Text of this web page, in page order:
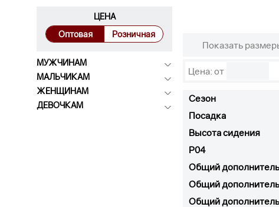
Показать
Цена: от
Сезон
Посадка
Высота сидения
P04
Общий
Общий
Общий
ЦЕНА
Оптовая
Розничная
МУЖЧИНАМ
МАЛЬЧИКАМ
ЖЕНЩИНАМ
ДЕВОЧКАМ